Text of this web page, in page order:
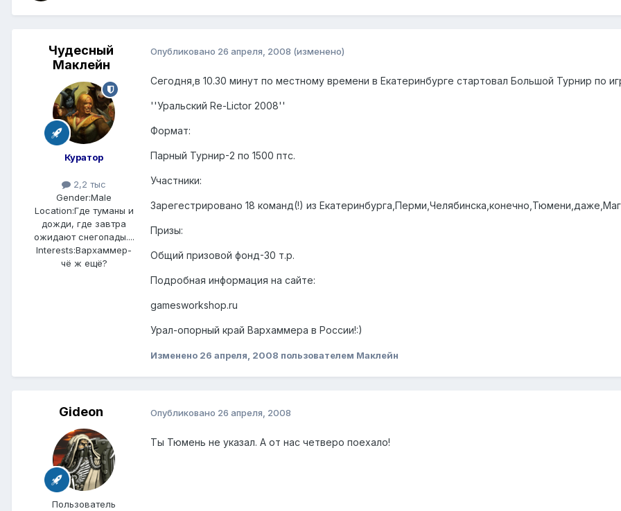
Чудесный
Маклейн
Куратор
2,2 тыс
Gender:Male
Location:Где туманы и
дожди, где завтра
ожидают снегопады....
Interests:Вархаммер-
чё ж ещё?
Опубликовано 26 апреля, 2008 (изменено)
Сегодня,в 10.30 минут по местному времени в Екатеринбурге стартовал Большой Турнир по
''Уральский Re-Lictor 2008''
Формат:
Парный Турнир-2 по 1500 птс.
Участники:
Зарегестрировано 18 команд(!) из
Призы:
Общий призовой фонд-30 т.р.
Подробная информация на сайте:
gamesworkshop.ru
Урал-опорный край Вархаммера в России!:)
Изменено 26 апреля, 2008 пользователем Маклейн
Gideon
Пользователь
Опубликовано 26 апреля, 2008
Ты Тюмень не указал. А от нас четверо поехало!